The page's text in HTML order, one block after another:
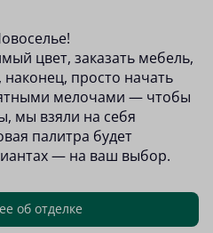
цвет, заказать мебель,
просто начать
мелочами — чтобы
мы взяли на себя
палитра будет
— на ваш выбор.
об отделке